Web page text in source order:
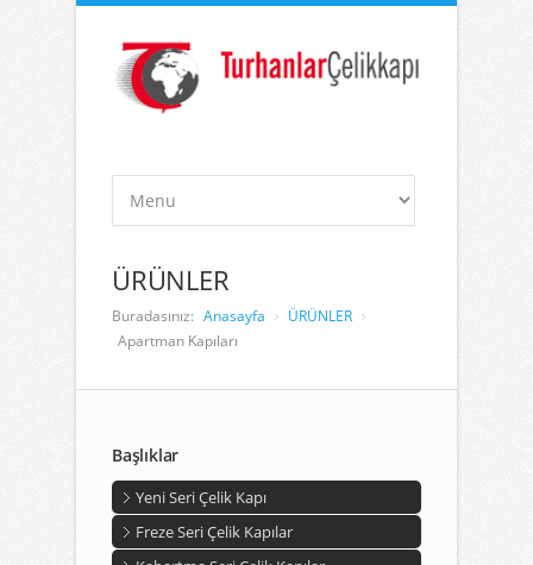
ÜRÜNLER
Buradasınız: Anasayfa
ÜRÜNLER
Apartman Kapıları
Başlıklar
Yeni Seri Çelik Kapı
Freze Seri Çelik Kapılar